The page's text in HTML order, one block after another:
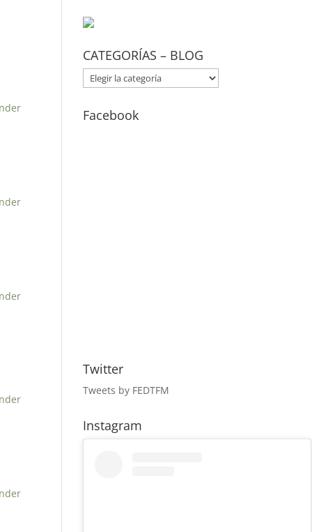
CATEGORÍAS – BLOG
CATEGORÍAS
–
BLOG
Facebook
Twitter
Tweets by FEDTFM
Instagram